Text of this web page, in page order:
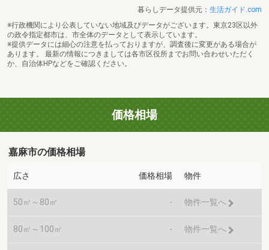
暮らしデータ提供元： 生活ガイド.com
※行政機関により公表していない地域及びデータがございます。東京23区以外
の政令指定都市は、市全体のデータとして表示しています。
※提供データには細心の注意を払っておりますが、調査後に変更がある場合が
あります。 最新の情報につきましては各市区役所までお問い合わせいただく
か、自治体HPなどをご確認ください。
価格相場
嘉麻市の価格相場
広さ 価格相場 物件
50㎡～80㎡ - 物件一覧へ
80㎡～100㎡ - 物件一覧へ